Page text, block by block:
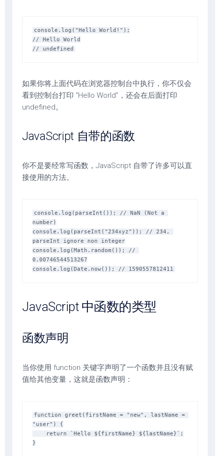
console.log("Hello World!");
// Hello World
如果你将上面代码在浏览器控制台中执行，你不仅会
看到控制台打印 “Hello World”，还会在后面打印
undefined。
JavaScript 自带的函数
你不是要经常写函数，JavaScript 自带了许多可以直
接使用的方法。
console.log(parseInt()); // NaN (Not a
number)
console.log(parseInt("234xyz")); // 234,
parseInt ignore non integer
console.log(Math.random()); //
0.00746544513267
JavaScript 中函数的类型
函数声明
当你使用 function 关键字声明了一个函数并且没有赋
值给其他变量，这就是函数声明：
function greet(firstName = "new", lastName =
"user") {
}